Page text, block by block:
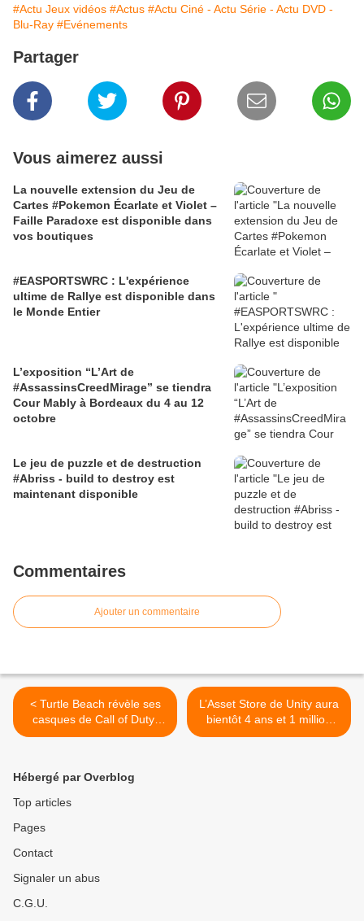
#Actu Jeux vidéos #Actus #Actu Ciné - Actu Série - Actu DVD -
Blu-Ray #Evénements
Partager
Vous aimerez aussi
La nouvelle extension du Jeu de
Cartes #Pokemon Écarlate et Violet –
Faille Paradoxe est disponible dans
vos boutiques
#EASPORTSWRC : L'expérience
ultime de Rallye est disponible dans
le Monde Entier
L’exposition “L’Art de
#AssassinsCreedMirage” se tiendra
Cour Mably à Bordeaux du 4 au 12
octobre
Le jeu de puzzle et de destruction
#Abriss - build to destroy est
maintenant disponible
Commentaires
Ajouter un commentaire
< Turtle Beach révèle ses
casques de Call of Duty:
Advanced Warfare‏
L’Asset Store de Unity aura
bientôt 4 ans et 1 million
d’utilisateurs >
Hébergé par Overblog
Top articles
Pages
Contact
Signaler un abus
C.G.U.